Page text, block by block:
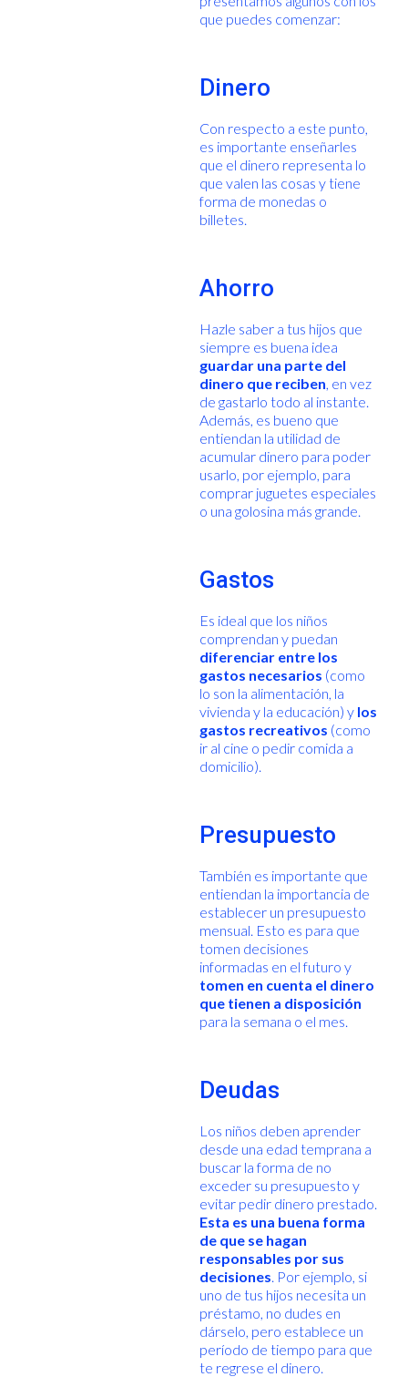
que puedes comenzar:
Dinero
Con respecto a este punto,
es importante enseñarles
que el dinero representa lo
que valen las cosas y tiene
forma de monedas o
billetes.
Ahorro
Hazle saber a tus hijos que
siempre es buena idea
guardar una parte del
dinero que reciben, en vez
de gastarlo todo al instante.
Además, es bueno que
entiendan la utilidad de
acumular dinero para poder
usarlo, por ejemplo, para
comprar juguetes especiales
o una golosina más grande.
Gastos
Es ideal que los niños
comprendan y puedan
diferenciar entre los
gastos necesarios (como
lo son la alimentación, la
vivienda y la educación) ylos
gastos recreativos (como
ir al cine o pedir comida a
domicilio).
Presupuesto
También es importante que
entiendan la importancia de
establecer un presupuesto
mensual. Esto es para que
tomen decisiones
informadas en el futuro y
tomen en cuenta el dinero
que tienen a disposición
para la semana o el mes.
Deudas
Los niños deben aprender
desde una edad temprana a
buscar la forma de no
exceder su presupuesto y
evitar pedir dinero prestado.
Esta es una buena forma
de que se hagan
responsables por sus
decisiones. Por ejemplo, si
uno de tus hijos necesita un
préstamo, no dudes en
dárselo, pero establece un
período de tiempo para que
te regrese el dinero.